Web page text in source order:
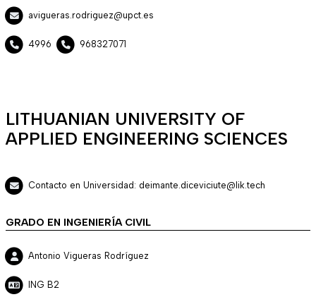
avigueras.rodriguez@upct.es
4996 968327071
LITHUANIAN UNIVERSITY OF
APPLIED ENGINEERING SCIENCES
Contacto en Universidad: deimante.diceviciute@lik.tech
GRADO EN INGENIERÍA CIVIL
Antonio Vigueras Rodríguez
ING B2